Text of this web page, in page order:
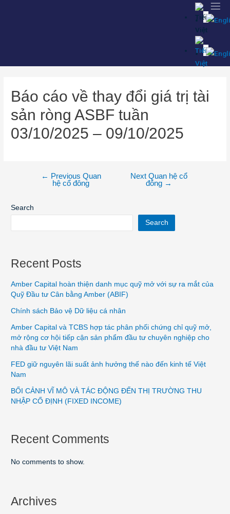
Báo cáo về thay đổi giá trị tài
sản ròng ASBF tuần
03/10/2025 – 09/10/2025
← Previous Quan
hệ cổ đông
Next Quan hệ cổ
đông →
Search
Search
Recent Posts
Amber Capital hoàn thiện danh mục quỹ mở với sự ra mắt của
Quỹ Đầu tư Cân bằng Amber (ABIF)
Chính sách Bảo vệ Dữ liệu cá nhân
Amber Capital và TCBS hợp tác phân phối chứng chỉ quỹ mở,
mở rộng cơ hội tiếp cận sản phẩm đầu tư chuyên nghiệp cho
nhà đầu tư Việt Nam
FED giữ nguyên lãi suất ảnh hưởng thế nào đến kinh tế Việt
Nam
BỐI CẢNH VĨ MÔ VÀ TÁC ĐỘNG ĐẾN THỊ TRƯỜNG THU
NHẬP CỐ ĐỊNH (FIXED INCOME)
Recent Comments
No comments to show.
Archives